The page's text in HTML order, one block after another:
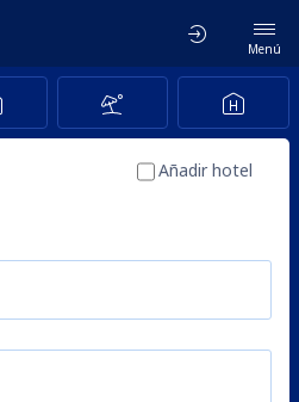
Menú
Añadir hotel